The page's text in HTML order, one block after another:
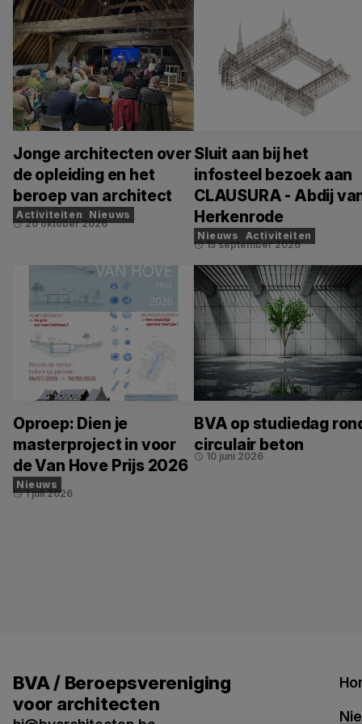
Jonge architecten over
de opleiding en het
beroep van architect
Activiteiten Nieuws
schedule20 oktober 2026
Sluit aan bij het
infosteel bezoek aan
CLAUSURA - Abdij
Herkenrode
Nieuws Activiteiten
schedule15 september 2026
Oproep: Dien je
masterproject in voor
de Van Hove Prijs 2026
Nieuws
schedule1 juli 2026
BVA op studiedag
circulair beton
schedule 10 juni 2026
BVA / Beroepsvereniging
voor architecten